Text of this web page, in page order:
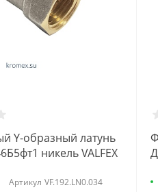
Y-образный латунь
никель VALFEX
Артикул VF.192.LN0.034